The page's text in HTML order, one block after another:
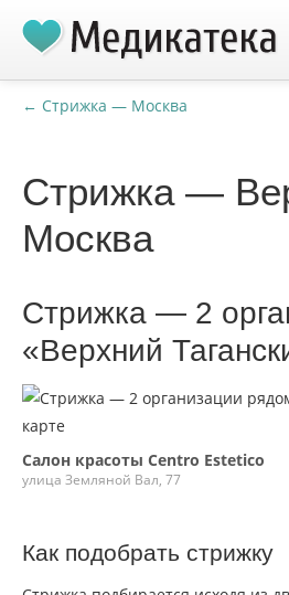
← Стрижка — Москва
Стрижка —
Москва
Стрижка — 2
«Верхний
Салон красоты Centro Estetico
улица Земляной Вал, 77
Как подобрать стрижку